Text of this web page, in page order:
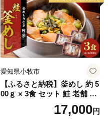
愛知県小牧市
【ふるさと納税】釜めし 約 5
00ｇ × 3食 セット 鮭 老舗 急
速冷凍 レンチン 時短 簡単調
理 食品 加工品 海鮮 手作り
17,000円